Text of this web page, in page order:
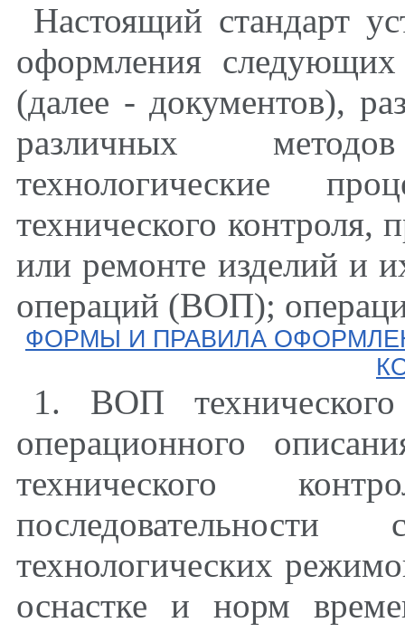
Настоящий стандарт
оформления следующих
(далее - документов),
различных
технологические
технического контроля,
или ремонте изделий и
операций (ВОП);
ФОРМЫ И ПРАВИЛА
1. ВОП технического
операционного
технического
технологических
оснастке и норм